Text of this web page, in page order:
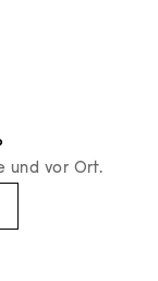
und vor Ort.